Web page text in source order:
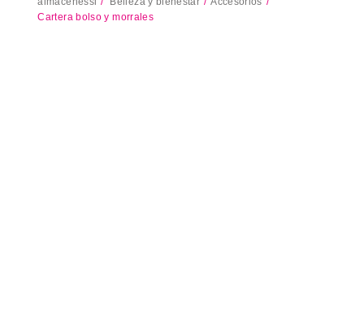
Cartera bolso y morrales